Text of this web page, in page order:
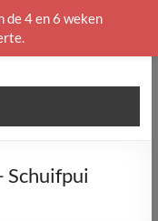
Schuifpui
de 4 en 6 weken